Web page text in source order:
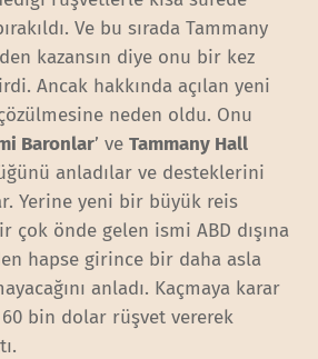
Ve bu sırada Tammany
kazansın diye onu bir kez
Ancak hakkında açılan yeni
neden oldu. Onu
Baronlar’ veTammany Hall
anladılar ve desteklerini
Yerine yeni bir büyük reis
çok önde gelen ismi ABD dışına
hapse girince bir daha asla
anladı. Kaçmaya karar
60 bin dolar rüşvet vererek